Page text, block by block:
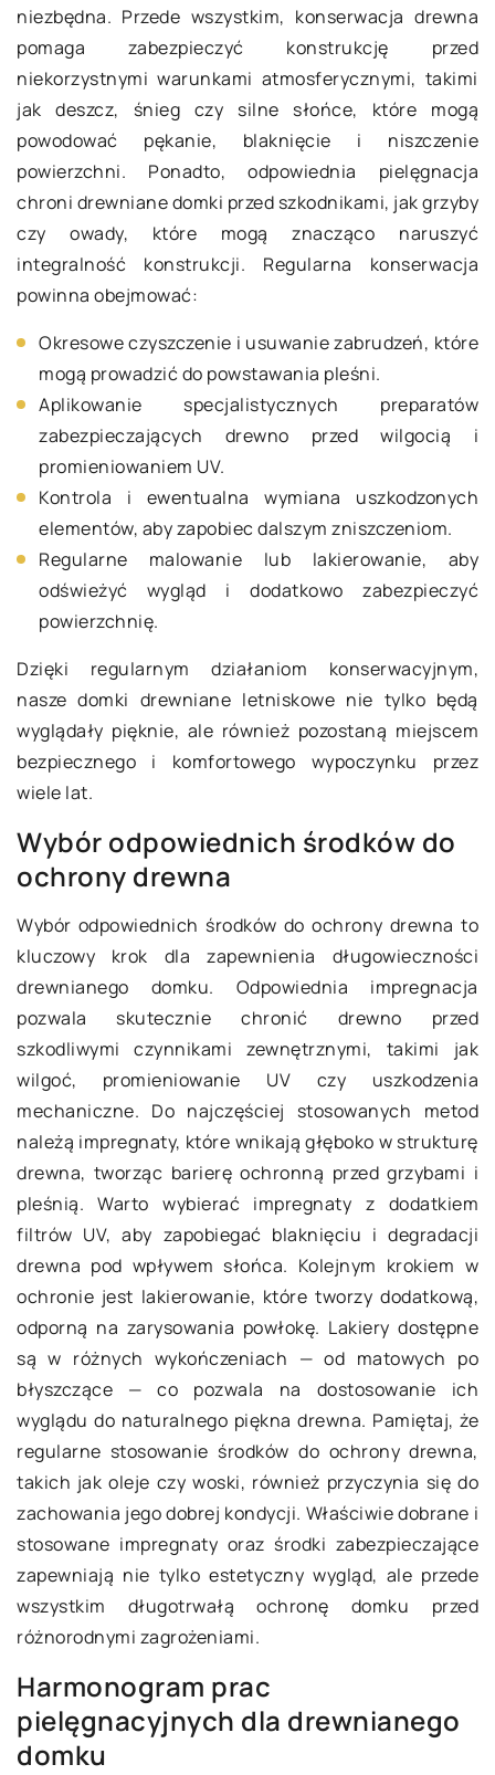
niezbędna. Przede wszystkim, konserwacja drewna
pomaga zabezpieczyć konstrukcję przed
niekorzystnymi warunkami atmosferycznymi, takimi
jak deszcz, śnieg czy silne słońce, które mogą
powodować pękanie, blaknięcie i niszczenie
powierzchni. Ponadto, odpowiednia pielęgnacja
chroni drewniane domki przed szkodnikami, jak grzyby
czy owady, które mogą znacząco naruszyć
integralność konstrukcji. Regularna konserwacja
powinna obejmować:
Okresowe czyszczenie i usuwanie zabrudzeń, które
mogą prowadzić do powstawania pleśni.
Aplikowanie specjalistycznych preparatów
zabezpieczających drewno przed wilgocią i
promieniowaniem UV.
Kontrola i ewentualna wymiana uszkodzonych
elementów, aby zapobiec dalszym zniszczeniom.
Regularne malowanie lub lakierowanie, aby
odświeżyć wygląd i dodatkowo zabezpieczyć
powierzchnię.
Dzięki regularnym działaniom konserwacyjnym,
nasze domki drewniane letniskowe nie tylko będą
wyglądały pięknie, ale również pozostaną miejscem
bezpiecznego i komfortowego wypoczynku przez
wiele lat.
Wybór odpowiednich środków do
ochrony drewna
Wybór odpowiednich środków do ochrony drewna to
kluczowy krok dla zapewnienia długowieczności
drewnianego domku. Odpowiednia impregnacja
pozwala skutecznie chronić drewno przed
szkodliwymi czynnikami zewnętrznymi, takimi jak
wilgoć, promieniowanie UV czy uszkodzenia
mechaniczne. Do najczęściej stosowanych metod
należą impregnaty, które wnikają głęboko w strukturę
drewna, tworząc barierę ochronną przed grzybami i
pleśnią. Warto wybierać impregnaty z dodatkiem
filtrów UV, aby zapobiegać blaknięciu i degradacji
drewna pod wpływem słońca. Kolejnym krokiem w
ochronie jest lakierowanie, które tworzy dodatkową,
odporną na zarysowania powłokę. Lakiery dostępne
są w różnych wykończeniach — od matowych po
błyszczące — co pozwala na dostosowanie ich
wyglądu do naturalnego piękna drewna. Pamiętaj, że
regularne stosowanie środków do ochrony drewna,
takich jak oleje czy woski, również przyczynia się do
zachowania jego dobrej kondycji. Właściwie dobrane i
stosowane impregnaty oraz środki zabezpieczające
zapewniają nie tylko estetyczny wygląd, ale przede
wszystkim długotrwałą ochronę domku przed
różnorodnymi zagrożeniami.
Harmonogram prac
pielęgnacyjnych dla drewnianego
domku